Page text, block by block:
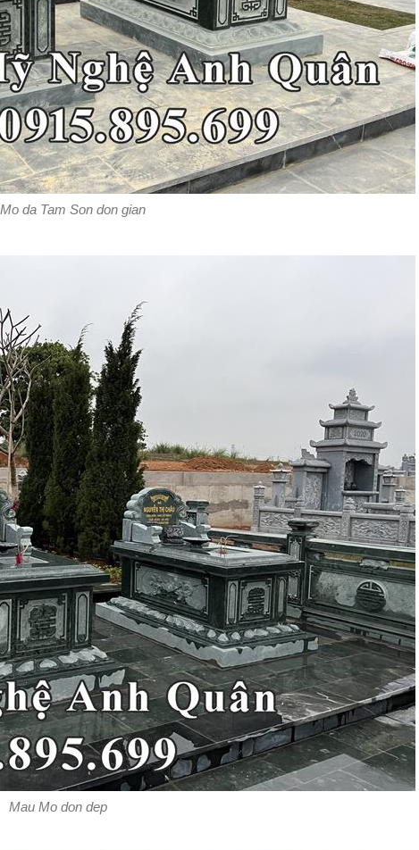
da Tam Son don gian
Mau Mo don dep